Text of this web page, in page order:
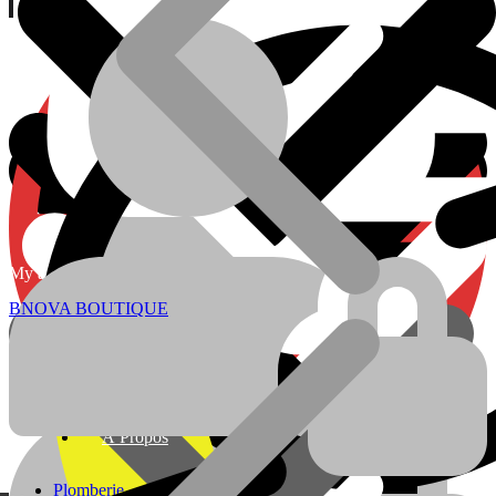
Currency:
ADRESSE
Localisation
My account
Plomberie
À Propos
BNOVA BOUTIQUE